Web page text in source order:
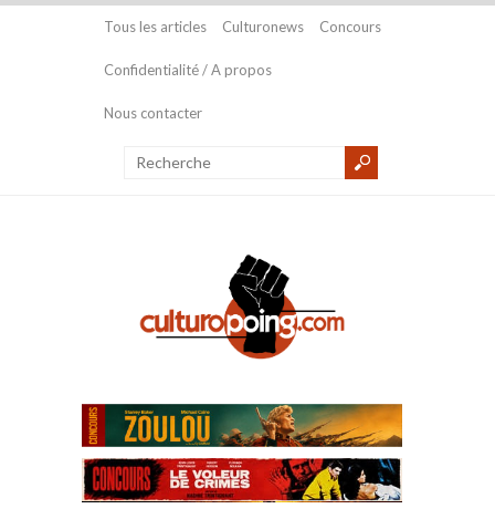
Tous les articles Culturonews Concours
Confidentialité / A propos
Nous contacter